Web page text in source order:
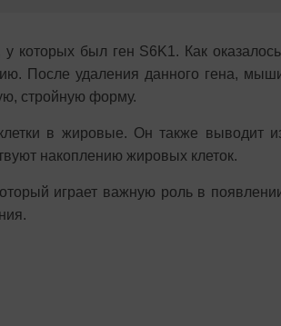
которых был ген S6K1. Как
После удаления данного гена,
стройную форму.
в жировые. Он также выводит
накоплению жировых клеток.
играет важную роль в